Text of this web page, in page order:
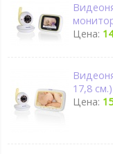
Цена:
17,8 см.)
Цена: